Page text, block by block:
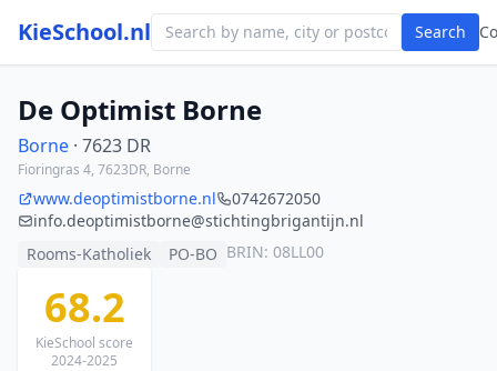
KieSchool.nl Search
De Optimist Borne
Borne · 7623 DR
Fioringras 4, 7623DR, Borne
www.deoptimistborne.nl
0742672050
info.deoptimistborne@stichtingbrigantijn.nl
Rooms-Katholiek
PO-BO BRIN: 08LL00
68.2
KieSchool score
2024-2025